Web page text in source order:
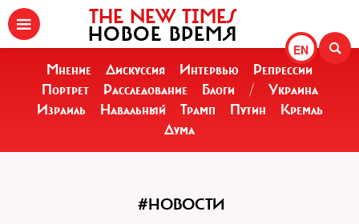
EN
THE NEW TIMES
НОВОЕ ВРЕМЯ
Мнение Дискуссия Интервью
Репрессии
Портрет
Расследование Блоги /
Украина
Израиль
Навальный Трамп Путин
Кремль
Дума
#НОВОСТИ